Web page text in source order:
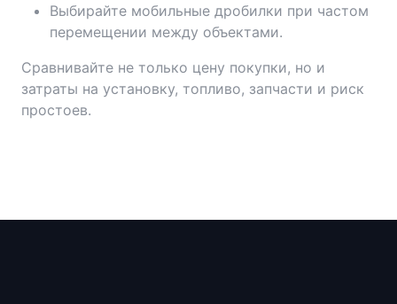
Выбирайте мобильные дробилки при частом
перемещении между объектами.
Сравнивайте не только цену покупки, но и
затраты на установку, топливо, запчасти и риск
простоев.